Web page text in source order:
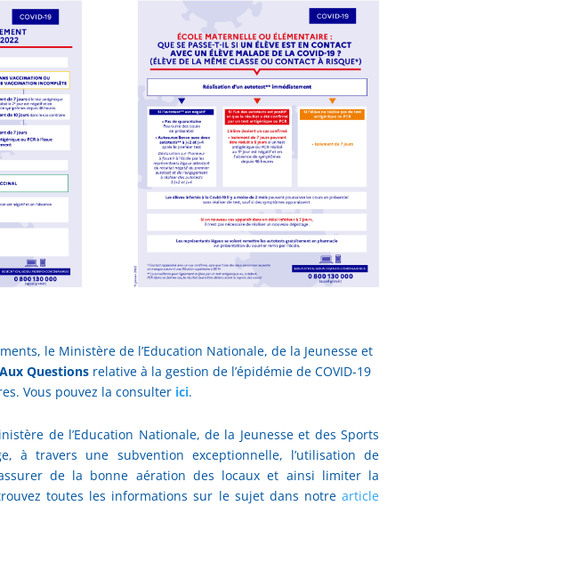
le Ministère de l’Education Nationale, de la Jeunesse et
Questions relative à la gestion de l’épidémie de COVID-19
Vous pouvez la consulter ici.
de l’Education Nationale, de la Jeunesse et des Sports
à travers une subvention exceptionnelle, l’utilisation de
de la bonne aération des locaux et ainsi limiter la
toutes les informations sur le sujet dans notrearticle